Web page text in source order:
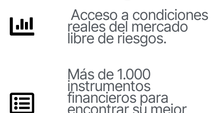
Acceso a condiciones
reales del mercado
libre de riesgos.
Más de 1.000
instrumentos
financieros para
encontrar su mejor